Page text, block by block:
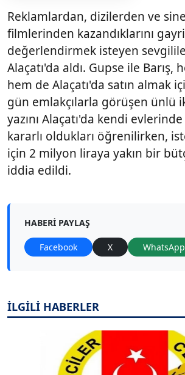
Reklamlardan, dizilerden ve
filmlerinden kazandıklarını
değerlendirmek isteyen
Alaçatı'da aldı. Gupse ile Barış,
hem de Alaçatı'da satın almak
gün emlakçılarla görüşen ünlü
yazını Alaçatı'da kendi
kararlı oldukları öğrenilirken,
için 2 milyon liraya yakın bir
iddia edildi.
HABERI PAYLAŞ
Facebook X WhatsApp
İLGİLİ HABERLER